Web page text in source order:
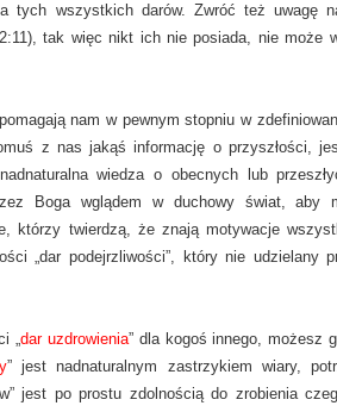
tych wszystkich darów. Zwróć też uwagę
tak więc nikt ich nie posiada, nie może
nam w pewnym stopniu w
z nas jakąś informację o przyszłości,
wiedza o obecnych lub
Boga wglądem w duchowy świat, aby
którzy twierdzą, że znają motywacje
„dar podejrzliwości”, który nie udzielany
„dar uzdrowienia” dla kogoś innego, możesz
” jest nadnaturalnym zastrzykiem wiary,
jest po prostu zdolnością do zrobienia